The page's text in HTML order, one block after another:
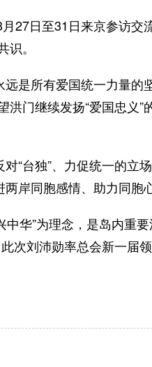
日至31日来京参访交
。
所有爱国统一力量的
门继续发扬“爱国忠义”
台独”、力促统一的立
岸同胞感情、助力同胞
华”为理念，是岛内重
次刘沛勋率总会新一届